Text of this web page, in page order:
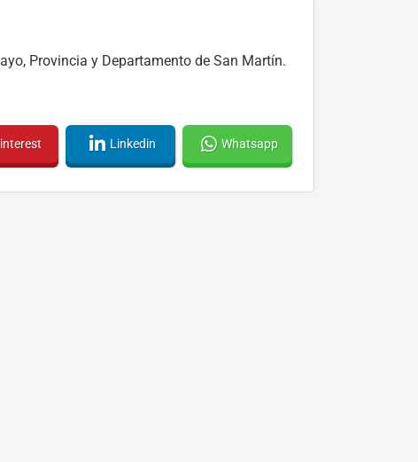
Provincia y Departamento de San Martín.
Linkedin Whatsapp